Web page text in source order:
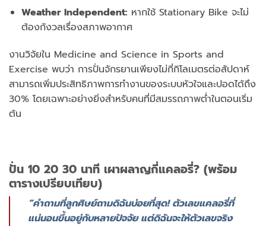
Weather Independent: หากใช้ Stationary Bike จะไม่
ต้องกังวลเรื่องสภาพอากาศ
งานวิจัยใน Medicine and Science in Sports and
Exercise พบว่า การปั่นจักรยานเพียงไม่กี่กิโลเมตรต่อสัปดาห์
สามารถเพิ่มประสิทธิภาพการทำงานของระบบหัวใจและปอดได้ถึง
30% โดยเฉพาะอย่างยิ่งสำหรับคนที่มีสมรรถภาพต่ำในตอนเริ่ม
ต้น
ปั่น 10 20 30 นาที เผาผลาญกี่แคลอรี่? (พร้อม
ตารางเปรียบเทียบ)
“คำถามที่ลูกศิษย์ถามดิฉันบ่อยที่สุด! ตัวเลขแคลอรี่ที่
แน่นอนขึ้นอยู่กับหลายปัจจัย แต่ดิฉันจะให้ตัวเลขจริง